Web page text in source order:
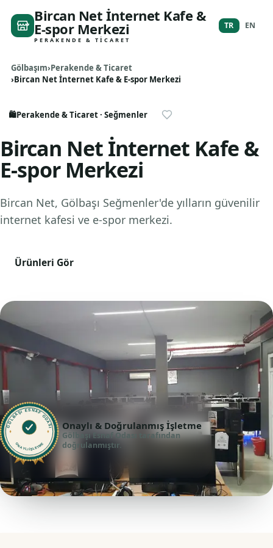
Bircan Net İnternet Kafe &
E-spor Merkezi
PERAKENDE & TICARET
TR EN
Gölbaşım Perakende & Ticaret
Bircan Net İnternet Kafe & E-spor Merkezi
🛍️Perakende & Ticaret· Seğmenler
Bircan Net İnternet Kafe &
E-spor Merkezi
Bircan Net, Gölbaşı Seğmenler'de yılların güvenilir
internet kafesi ve e-spor merkezi.
Ürünleri Gör
GÖLBAŞI ESNAF ODASI
ONAYLI İŞLETME
Onaylı & Doğrulanmış İşletme
Gölbaşı Esnaf Odası tarafından
doğrulanmıştır.